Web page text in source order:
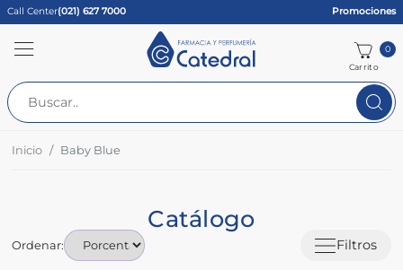
Call Center(021) 627 7000 Promociones
Carrito
0
Inicio Baby Blue
Catálogo
Filtros
Ordenar: